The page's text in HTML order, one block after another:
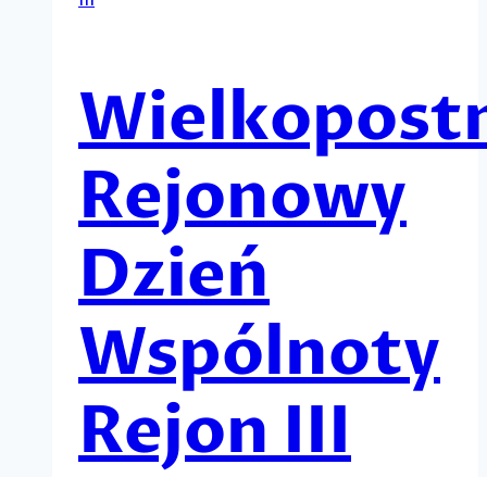
Rejonowy
Dzień
Wspólnoty
Rejon III